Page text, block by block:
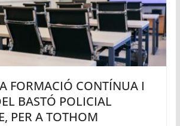
FORMACIÓ CONTÍNUA I
BASTÓ POLICIAL
PER A TOTHOM